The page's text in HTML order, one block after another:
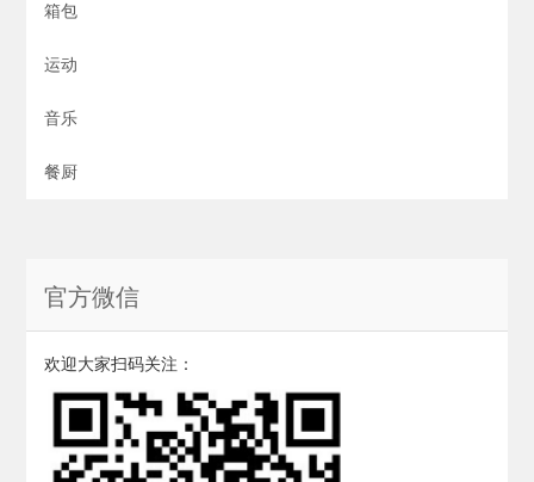
箱包
运动
音乐
餐厨
官方微信
欢迎大家扫码关注：